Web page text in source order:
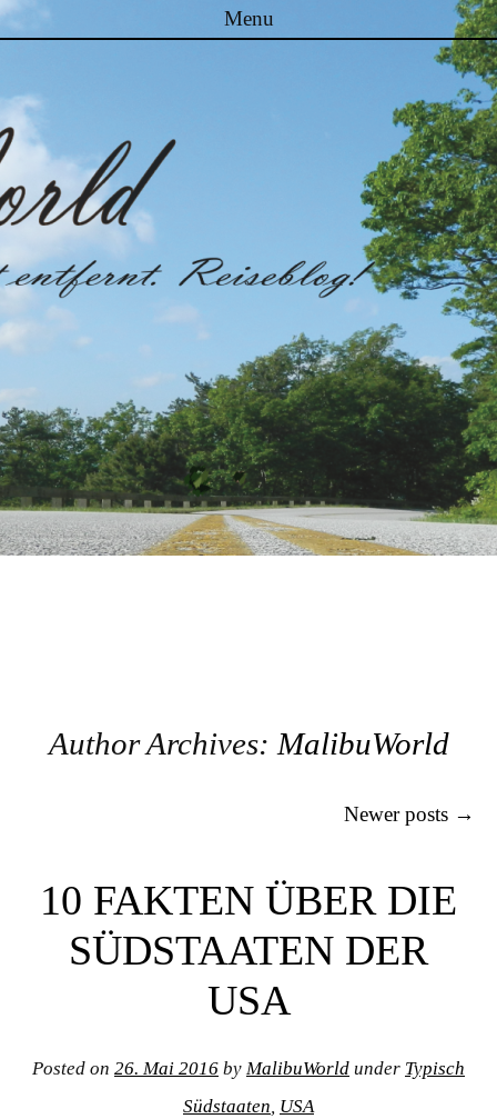
Menu
Malibuworld
Author Archives: MalibuWorld
Newer posts →
10 FAKTEN ÜBER DIE
SÜDSTAATEN DER
USA
Posted on 26. Mai 2016 by MalibuWorld under Typisch
Südstaaten, USA